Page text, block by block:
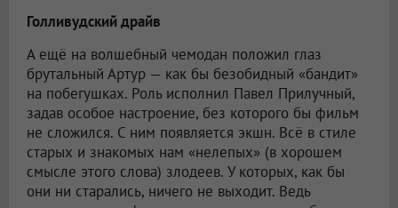
Голливудский драйв
А ещё на волшебный чемодан положил глаз
брутальный Артур — как бы безобидный «бандит»
на побегушках. Роль исполнил Павел Прилучный,
задав особое настроение, без которого бы фильм
не сложился. С ним появляется экшн. Всё в стиле
старых и знакомых нам «нелепых» (в хорошем
смысле этого слова) злодеев. У которых, как бы
они ни старались, ничего не выходит. Ведь